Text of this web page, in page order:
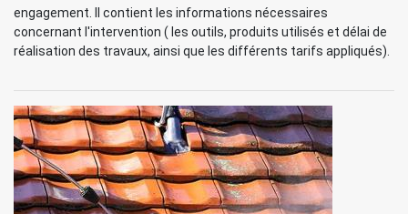
engagement. Il contient les informations nécessaires
concernant l'intervention ( les outils, produits utilisés et délai de
réalisation des travaux, ainsi que les différents tarifs appliqués).